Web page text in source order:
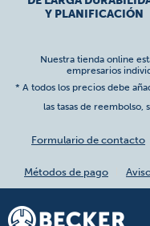
Y PLANIFICACIÓN
Nuestra tienda online
empresarios
* A todos los precios debe
las tasas de
Formulario de contacto
Métodos de pago